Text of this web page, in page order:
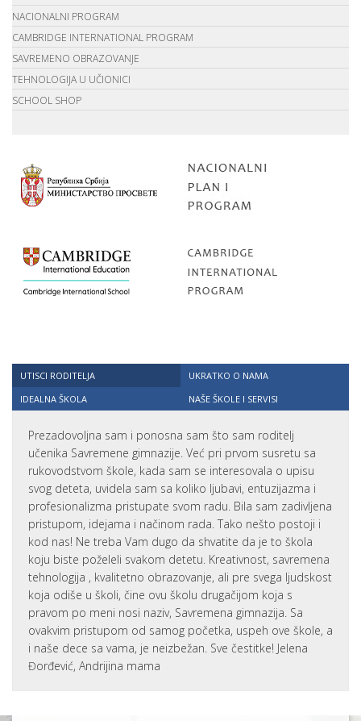
NACIONALNI PROGRAM
CAMBRIDGE INTERNATIONAL PROGRAM
SAVREMENO OBRAZOVANJE
TEHNOLOGIJA U UČIONICI
SCHOOL SHOP
UTISCI RODITELJA
UKRATKO O NAMA
IDEALNA ŠKOLA
NAŠE ŠKOLE I SERVISI
Prezadovoljna sam i ponosna sam što sam roditelj
učenika Savremene gimnazije. Već pri prvom susretu sa
rukovodstvom škole, kada sam se interesovala o upisu
svog deteta, uvidela sam sa koliko ljubavi, entuzijazma i
profesionalizma pristupate svom radu. Bila sam zadivljena
pristupom, idejama i načinom rada. Tako nešto postoji i
kod nas! Ne treba Vam dugo da shvatite da je to škola
koju biste poželeli svakom detetu. Kreativnost, savremena
tehnologija , kvalitetno obrazovanje, ali pre svega ljudskost
koja odiše u školi, čine ovu školu drugačijom koja s
pravom po meni nosi naziv, Savremena gimnazija. Sa
ovakvim pristupom od samog početka, uspeh ove škole, a
i naše dece sa vama, je neizbežan. Sve čestitke! Jelena
Đorđević, Andrijina mama